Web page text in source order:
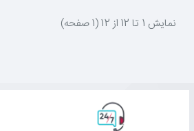
نمايش 1 تا 12 از 12 (1 صفحه)